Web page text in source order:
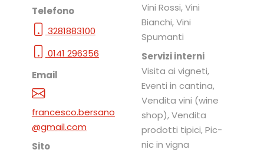
Telefono
3281883100
0141 296356
Email
francesco.bersano
@gmail.com
Sito
Vini Rossi, Vini
Bianchi, Vini
Spumanti
Servizi interni
Visita ai vigneti,
Eventi in cantina,
Vendita vini (wine
shop), Vendita
prodotti tipici, Pic-
nic in vigna